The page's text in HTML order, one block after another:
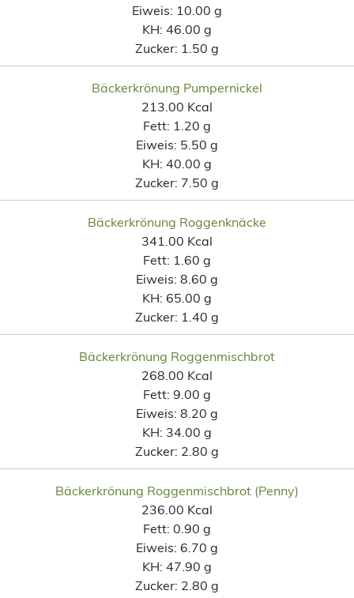
Eiweis: 10.00 g
KH: 46.00 g
Zucker: 1.50 g
Bäckerkrönung Pumpernickel
213.00 Kcal
Fett: 1.20 g
Eiweis: 5.50 g
KH: 40.00 g
Zucker: 7.50 g
Bäckerkrönung Roggenknäcke
341.00 Kcal
Fett: 1.60 g
Eiweis: 8.60 g
KH: 65.00 g
Zucker: 1.40 g
Bäckerkrönung Roggenmischbrot
268.00 Kcal
Fett: 9.00 g
Eiweis: 8.20 g
KH: 34.00 g
Zucker: 2.80 g
Bäckerkrönung Roggenmischbrot (Penny)
236.00 Kcal
Fett: 0.90 g
Eiweis: 6.70 g
KH: 47.90 g
Zucker: 2.80 g